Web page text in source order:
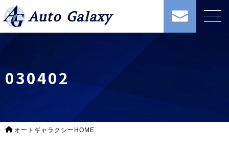
Auto Galaxy
030402
オートギャラクシーHOME